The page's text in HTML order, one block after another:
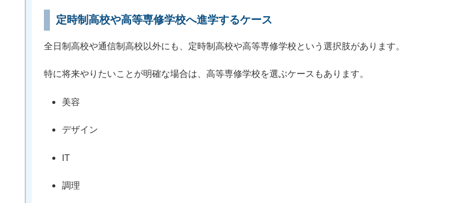
定時制高校や高等専修学校へ進学するケース
全日制高校や通信制高校以外にも、定時制高校や高等専修学校という選択肢があります。
特に将来やりたいことが明確な場合は、高等専修学校を選ぶケースもあります。
美容
デザイン
IT
調理